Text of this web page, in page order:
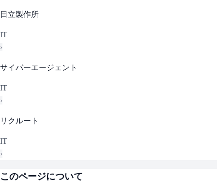
日立製作所
IT
›
サイバーエージェント
IT
›
リクルート
IT
›
このページについて